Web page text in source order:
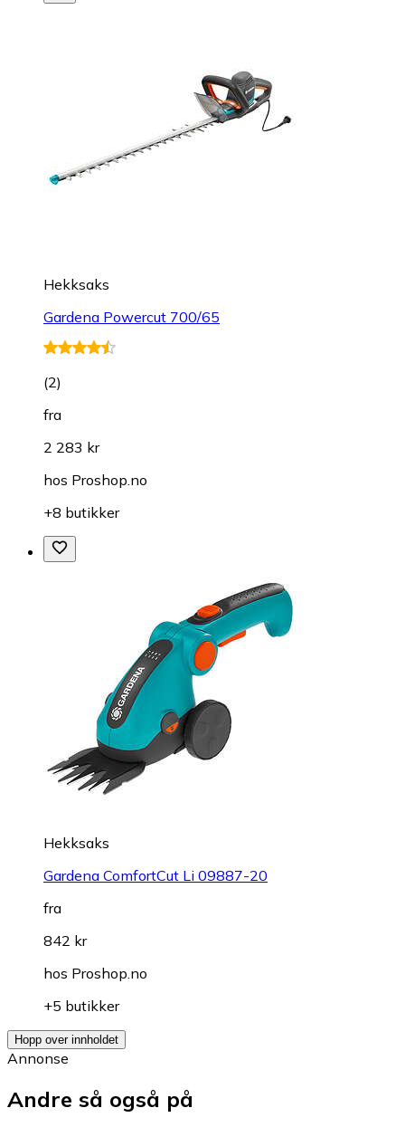
Hekksaks
Gardena Powercut 700/65
(2)
fra
2 283 kr
hos Proshop.no
+8 butikker
Hekksaks
Gardena ComfortCut Li 09887-20
fra
842 kr
hos Proshop.no
+5 butikker
Hopp over innholdet
Annonse
Andre så også på